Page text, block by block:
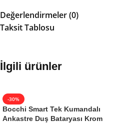
Değerlendirmeler (0)
Taksit Tablosu
İlgili ürünler
-30%
Bocchi Smart Tek Kumandalı
Ankastre Duş Bataryası Krom